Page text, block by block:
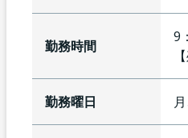
勤務時間
9
勤務曜日